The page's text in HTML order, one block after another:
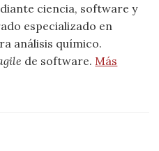
ciencia, software y
especializado en
análisis químico.
de software. Más